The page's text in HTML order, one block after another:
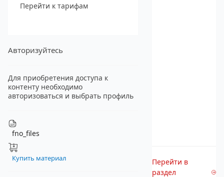
Перейти к тарифам
Авторизуйтесь
Для приобретения доступа к
контенту необходимо
авторизоваться и выбрать профиль
fno_files
Купить материал
Перейти в
раздел